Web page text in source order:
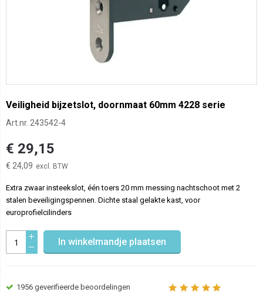
Veiligheid bijzetslot, doornmaat 60mm 4228 serie
Art.nr. 243542-4
€ 29,15
€ 24,09
Extra zwaar insteekslot, één toers 20 mm messing nachtschoot met 2
stalen beveiligingspennen. Dichte staal gelakte kast, voor
europrofielcilinders
In winkelmandje plaatsen
1956 geverifieerde beoordelingen